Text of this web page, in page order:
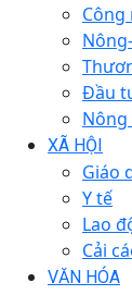
Công
Đầu
XÃ HỘI
Giáo
Y tế
Lao
Cải
VĂN HÓA